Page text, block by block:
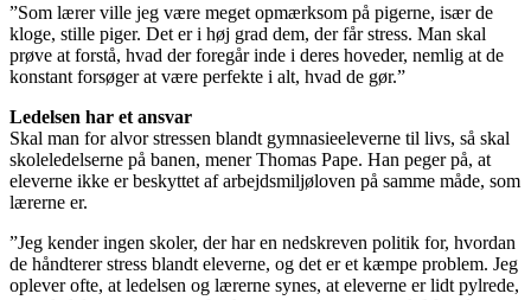
”Som lærer ville jeg være meget opmærksom på pigerne, især de
kloge, stille piger. Det er i høj grad dem, der får stress. Man skal
prøve at forstå, hvad der foregår inde i deres hoveder, nemlig at de
konstant forsøger at være perfekte i alt, hvad de gør.”
Ledelsen har et ansvar
Skal man for alvor stressen blandt gymnasieeleverne til livs, så skal
skoleledelserne på banen, mener Thomas Pape. Han peger på, at
eleverne ikke er beskyttet af arbejdsmiljøloven på samme måde, som
lærerne er.
”Jeg kender ingen skoler, der har en nedskreven politik for, hvordan
de håndterer stress blandt eleverne, og det er et kæmpe problem. Jeg
oplever ofte, at ledelsen og lærerne synes, at eleverne er lidt pylrede,